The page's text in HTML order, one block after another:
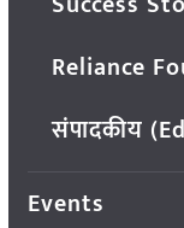
Reliance
संपादकीय
Events